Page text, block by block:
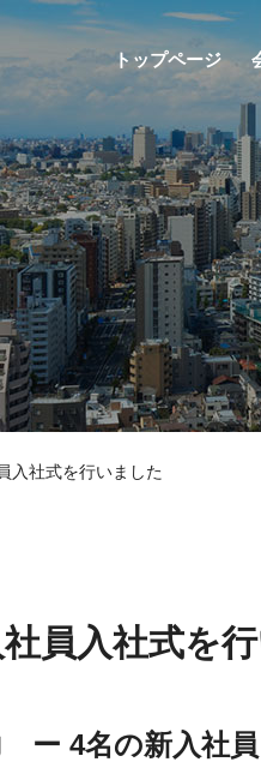
トップページ
入社式を行いました
員入社式を
ー 4名の新入社